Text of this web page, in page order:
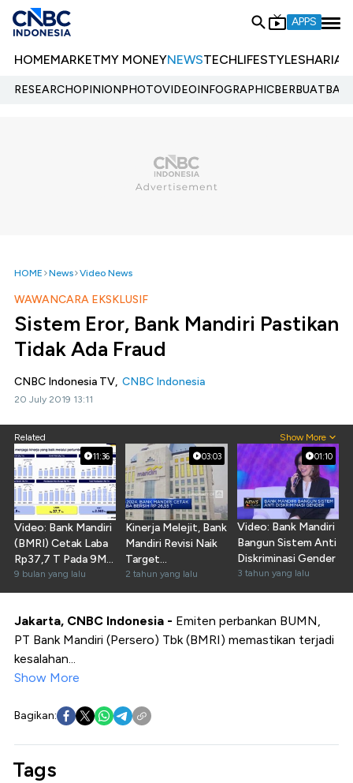
APPS
HOMEMARKETMY MONEYNEWSTECHLIFESTYLESHARIA
RESEARCHOPINIONPHOTOVIDEOINFOGRAPHIC
HOME News Video News
WAWANCARA EKSKLUSIF
Sistem Eror, Bank Mandiri Pastikan
Tidak Ada Fraud
CNBC Indonesia TV, CNBC Indonesia
20 July 2019 13:11
Related Show More
11:36
Video: Bank Mandiri
(BMRI) Cetak Laba
Rp37,7 T Pada 9M-
2025
9 bulan yang lalu
03:03
Kinerja Melejit, Bank
Mandiri Revisi Naik
Target
Pertumbuhan
Kredit
2 tahun yang lalu
01:10
Video: Bank Mandiri
Bangun Sistem Anti
Diskriminasi Gender
3 tahun yang lalu
Jakarta, CNBC Indonesia - Emiten perbankan BUMN,
PT Bank Mandiri (Persero) Tbk (BMRI) memastikan terjadi
kesalahan...
Show More
Bagikan:
Tags